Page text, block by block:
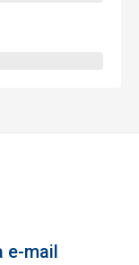
e-mail